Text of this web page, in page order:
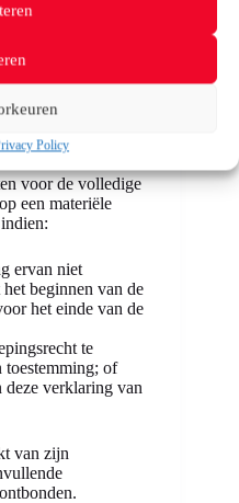
Policy
de
het modelformulier
of;
de aanvang van
tijdens de
voor de volledige
een materiële
ervan niet
beginnen van de
het einde van de
te
toestemming; of
deze verklaring van
van zijn